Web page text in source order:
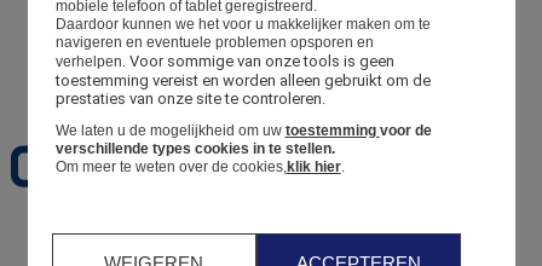
Een bestelling volgen
Mandje
Favorieten
Geboorte0 - 12 maanden
mobiele telefoon of tablet geregistreerd.
Daardoor kunnen we het voor u makkelijker maken om te
navigeren en eventuele problemen opsporen en
verhelpen. Voor sommige van onze tools is geen
toestemming vereist en worden alleen gebruikt om de
prestaties van onze site te controleren.
We laten u de mogelijkheid om uw toestemming voor de
verschillende types cookies in te stellen.
Om meer te weten over de cookies,klik hier.